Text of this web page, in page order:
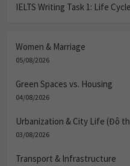
IELTS Writing Task 1: Life
Women & Marriage
05/08/2026
Green Spaces vs. Housing
04/08/2026
Urbanization & City Life (Đô
03/08/2026
Transport & Infrastructure